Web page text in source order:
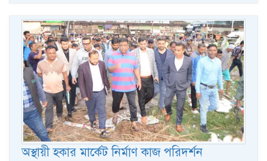
অস্থায়ী হকার মার্কেট নির্মাণ কাজ পরিদর্শন